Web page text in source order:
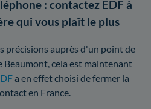
: contactez EDF à
qui vous plaît le plus
précisions auprès d'un point de
Beaumont, cela est maintenant
a en effet choisi de fermer la
en France.